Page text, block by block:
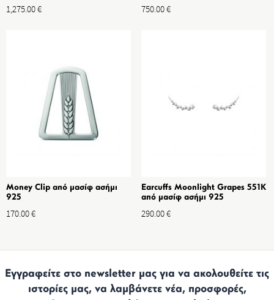
1,275.00€ 750.00€
Money Clip από μασίφ ασήμι
925
170.00€
Earcuffs Moonlight Grapes 551K
από μασίφ ασήμι 925
290.00€
Εγγραφείτε στο newsletter μας για να ακολουθείτε τις
ιστορίες μας, να λαμβάνετε νέα, προσφορές,